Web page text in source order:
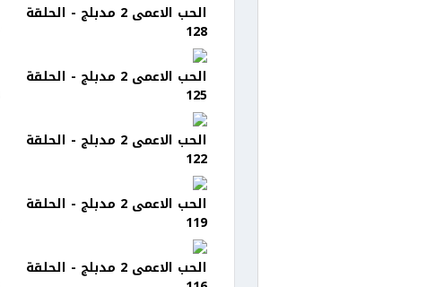
الحب الاعمى 2 مدبلج - الحلقة
128
الحب الاعمى 2 مدبلج - الحلقة
125
الحب الاعمى 2 مدبلج - الحلقة
122
الحب الاعمى 2 مدبلج - الحلقة
119
الحب الاعمى 2 مدبلج - الحلقة